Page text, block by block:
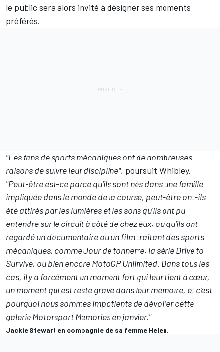
le public sera alors invité à désigner ses moments
préférés.
"Les fans de sports mécaniques ont de nombreuses
raisons de suivre leur discipline", poursuit Whibley.
"Peut-être est-ce parce qu'ils sont nés dans une famille
impliquée dans le monde de la course, peut-être ont-ils
été attirés par les lumières et les sons qu'ils ont pu
entendre sur le circuit à côté de chez eux, ou qu'ils ont
regardé un documentaire ou un film traitant des sports
mécaniques, comme Jour de tonnerre, la série Drive to
Survive, ou bien encore MotoGP Unlimited. Dans tous les
cas, il y a forcément un moment fort qui leur tient à cœur,
un moment qui est resté gravé dans leur mémoire, et c'est
pourquoi nous sommes impatients de dévoiler cette
galerie Motorsport Memories en janvier."
Jackie Stewart en compagnie de sa femme Helen.